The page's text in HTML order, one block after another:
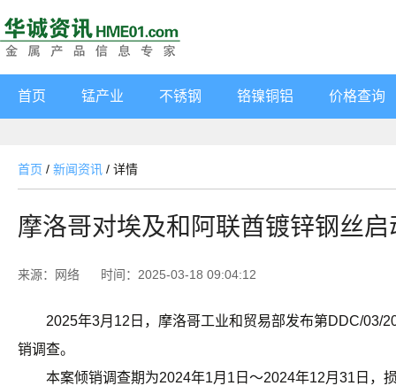
首页 锰产业 不锈钢 铬镍铜铝 价格查询
首页 / 新闻资讯 / 详情
摩洛哥对埃及和阿联酋镀锌钢丝
来源：网络 时间：2025-03-18 09:04:12
2025年3月12日，摩洛哥工业和贸易部发布第DDC/03/
销调查。
本案倾销调查期为2024年1月1日～2024年12月31日，损